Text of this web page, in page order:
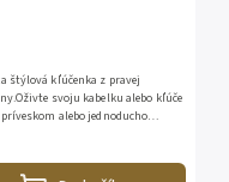
štýlová kľúčenka z pravej
svoju kabelku alebo kľúče
alebo jednoducho